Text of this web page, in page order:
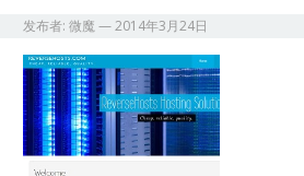
发布者:微魔—2014年3月24日